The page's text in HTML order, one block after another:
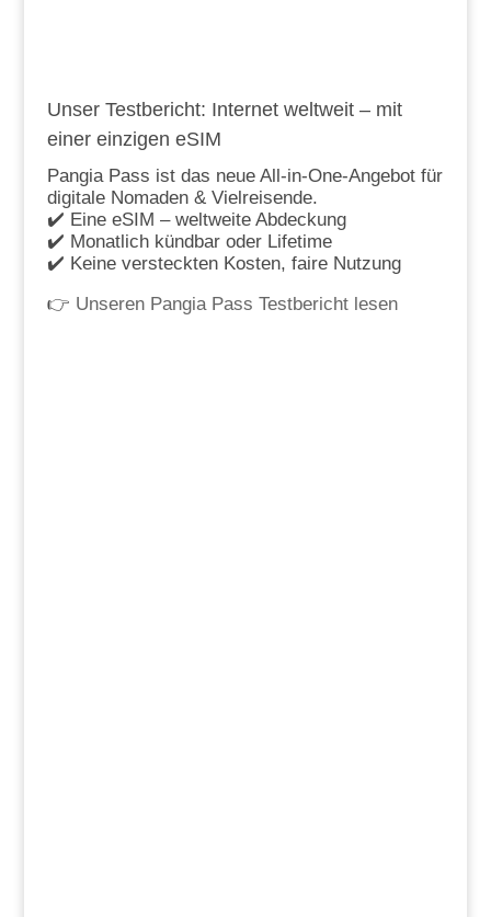
Unser Testbericht: Internet weltweit – mit
einer einzigen eSIM
Pangia Pass ist das neue All-in-One-Angebot für
digitale Nomaden & Vielreisende.
✔️ Eine eSIM – weltweite Abdeckung
✔️ Monatlich kündbar oder Lifetime
✔️ Keine versteckten Kosten, faire Nutzung
👉 Unseren Pangia Pass Testbericht lesen